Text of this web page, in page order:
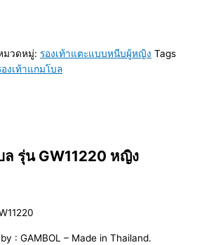
มวดหมู่: รองเท้าแตะแบบหนีบผู้หญิง Tags
องเท้าแกมโบล
ล รุ่น GW11220 หญิง
: GAMBOL – Made in Thailand.